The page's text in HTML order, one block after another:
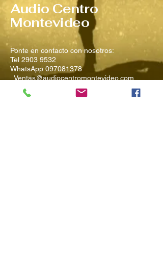
Audio Centro
Montevideo
Ponte en contacto con nosotros:
Tel 2903 9532
WhatsApp 097081378
Ventas@audiocentromontevideo.com
Audiocentromontevideo.com